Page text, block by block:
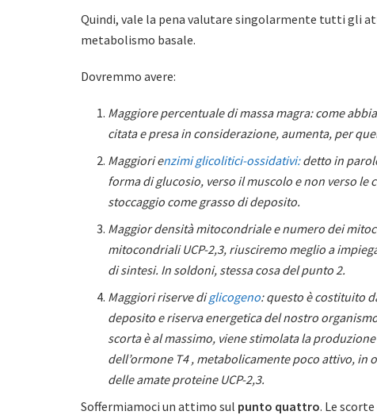
Quindi, vale la pena valutare singolarmente tutti gli
metabolismo basale.
Dovremmo avere:
Maggiore percentuale di massa magra: come
citata e presa in considerazione, aumenta, per
Maggiori enzimi glicolitici-ossidativi:detto in
forma di glucosio, verso il muscolo e non verso
stoccaggio come grasso di deposito.
Maggior densità mitocondriale e numero dei
mitocondriali UCP-2,3, riusciremo meglio a
di sintesi. In soldoni, stessa cosa del punto 2.
Maggiori riserve diglicogeno: questo è costituito
deposito e riserva energetica del nostro
scorta è al massimo, viene stimolata la
dell’ormone T4 , metabolicamente poco attivo, in
delle amate proteine UCP-2,3.
Soffermiamoci un attimo sul punto quattro. Le